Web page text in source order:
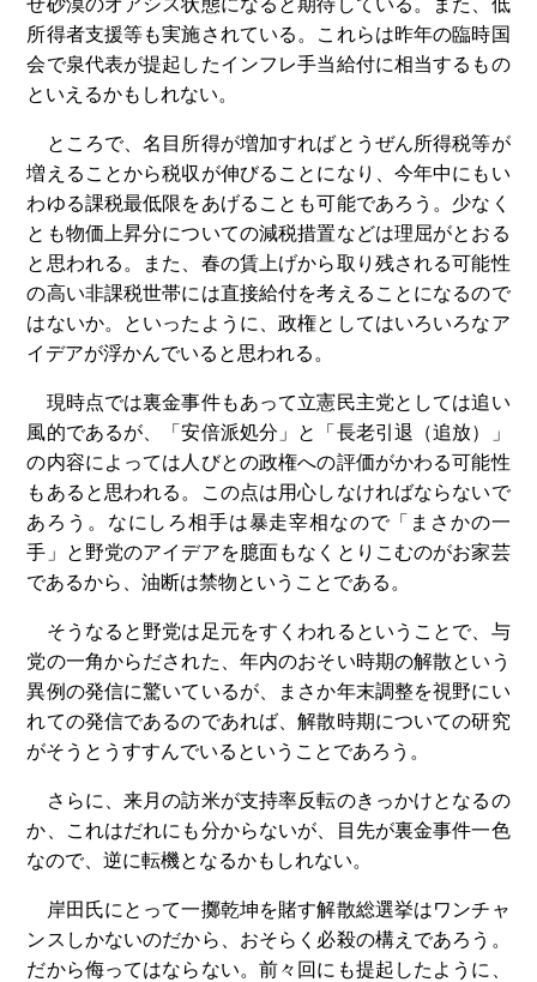
所得者支援等も実施されている。これらは昨年の臨時国
会で泉代表が提起したインフレ手当給付に相当するもの
といえるかもしれない。
ところで、名目所得が増加すればとうぜん所得税等が
増えることから税収が伸びることになり、今年中にもい
わゆる課税最低限をあげることも可能であろう。少なく
とも物価上昇分についての減税措置などは理屈がとおる
と思われる。また、春の賃上げから取り残される可能性
の高い非課税世帯には直接給付を考えることになるので
はないか。といったように、政権としてはいろいろなア
イデアが浮かんでいると思われる。
現時点では裏金事件もあって立憲民主党としては追い
風的であるが、「安倍派処分」と「長老引退（追放）」
の内容によっては人びとの政権への評価がかわる可能性
もあると思われる。この点は用心しなければならないで
あろう。なにしろ相手は暴走宰相なので「まさかの一
手」と野党のアイデアを臆面もなくとりこむのがお家芸
であるから、油断は禁物ということである。
そうなると野党は足元をすくわれるということで、与
党の一角からだされた、年内のおそい時期の解散という
異例の発信に驚いているが、まさか年末調整を視野にい
れての発信であるのであれば、解散時期についての研究
がそうとうすすんでいるということであろう。
さらに、来月の訪米が支持率反転のきっかけとなるの
か、これはだれにも分からないが、目先が裏金事件一色
なので、逆に転機となるかもしれない。
岸田氏にとって一擲乾坤を賭す解散総選挙はワンチャ
ンスしかないのだから、おそらく必殺の構えであろう。
だから侮ってはならない。前々回にも提起したように、